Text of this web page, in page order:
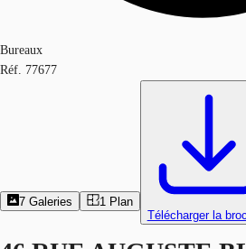
Bureaux
Réf. 77677
7 Galeries 1 Plan
Télécharger la